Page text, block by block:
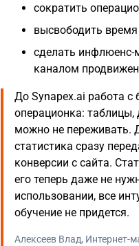
сократить
высвободить
сделать
каналом
До Synapex.ai работа с
операционка:
можно не переживать.
статистика сразу
конверсии с сайта.
его теперь даже не
использовании, все
обучение не придется.
Алексеев Влад, Интернет-